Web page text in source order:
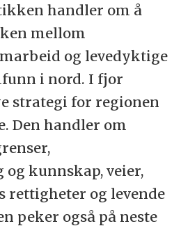
handler om å
mellom
og levedyktige
i nord. I fjor
strategi for regionen
Den handler om
kunnskap, veier,
rettigheter og levende
peker også på neste